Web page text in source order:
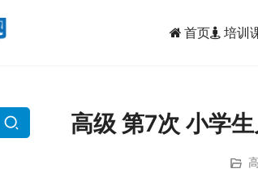
首页 培训
高级 第7次 小学